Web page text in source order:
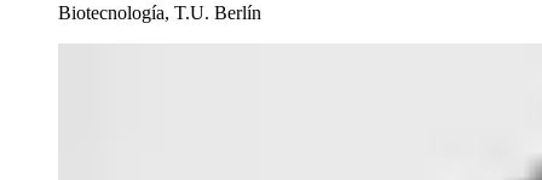
Biotecnología, T.U. Berlín